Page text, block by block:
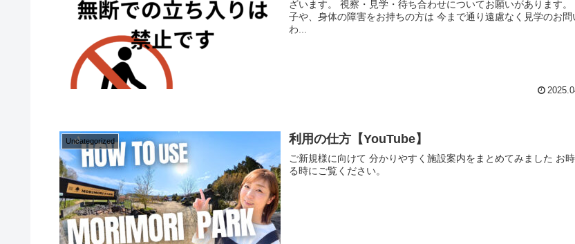
ざいます。 視察・見学・待ち合わせについてお願いがあります。
子や、身体の障害をお持ちの方は 今まで通り遠慮なく見学のお問
わ...
Uncategorized 利用の仕方【YouTube】
ご新規様に向けて 分かりやすく施設案内をまとめてみました お
る時にご覧ください。